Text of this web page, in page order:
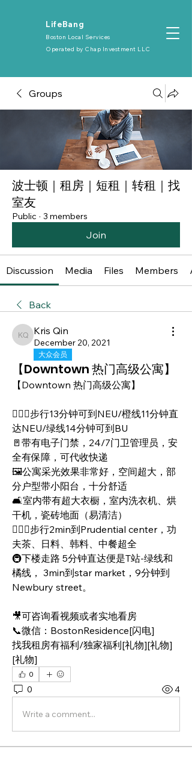
​LifeBang
Boston Local Services
Operated by Chap Investment LLC
Groups
波士顿｜租房｜短租｜转租｜找
室友
Public · 3 members
Join
Discussion Media Files Members
Back
Kris Qin
Kris Qin
December 20, 2021
大众会员
【Downtown 热门高级公寓】
【Downtown 热门高级公寓】
🏃🏻‍♂️步行13分钟可到NEU/橙线11分钟直
达NEU/绿线14分钟可到BU
🚪带有电子门禁，24/7门卫管理员，安
全有保障，可代收快递
🖼公寓采光效果非常好，空间超大，部
分户型带小阳台，十分舒适
🛋室内带有超大衣橱，室内洗衣机、烘
干机，瓷砖地面（易清洁）
🏃🏻‍♀️步行2min到Prudential center，功
夫茶、日料、韩料、中餐超全
🚇下楼走路 5分钟直达便是T站-绿线和
橘线， 3min到star market，9分钟到
Newbury street。
🎥可咨询看视频或者实地看房
📞微信：BostonResidence[闪电]
找我租房有福利/独家福利[礼物][礼物]
[礼物]
0
0 4
Write a comment...